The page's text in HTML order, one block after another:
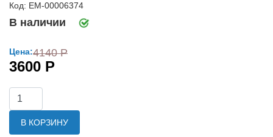
Код: ЕМ-00006374
В наличии
Цена:4140 Р
3600 Р
В КОРЗИНУ